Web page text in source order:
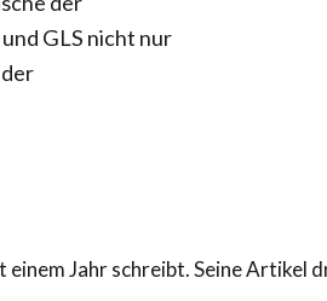
GLS nicht nur
Jahr schreibt. Seine Artikel